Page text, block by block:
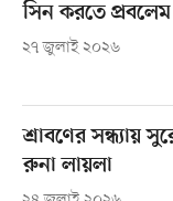
সিন করতে প্রবলেম
২৭ জুলাই ২০২৬
শ্রাবণের সন্ধ্যায়
রুনা লায়লা